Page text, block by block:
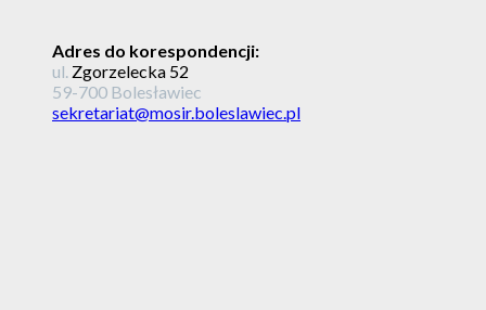
Adres do korespondencji:
ul. Zgorzelecka 52
59-700 Bolesławiec
sekretariat@mosir.boleslawiec.pl